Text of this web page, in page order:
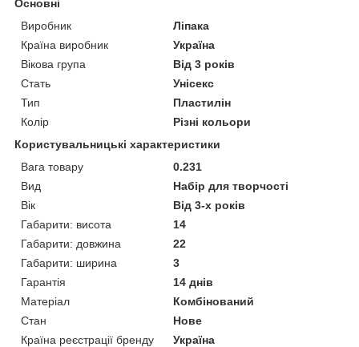
Основні
Виробник
Ліпака
Країна виробник
Україна
Вікова група
Від 3 років
Стать
Унісекс
Тип
Пластилін
Колір
Різні кольори
Користувальницькі характеристики
Вага товару
0.231
Вид
Набір для творчості
Вік
Від 3-х років
Габарити: висота
14
Габарити: довжина
22
Габарити: ширина
3
Гарантія
14 днів
Матеріал
Комбінований
Стан
Нове
Країна реєстрації бренду
Україна